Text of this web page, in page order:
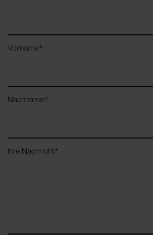
Vorname*
Nachname*
Ihre Nachricht*